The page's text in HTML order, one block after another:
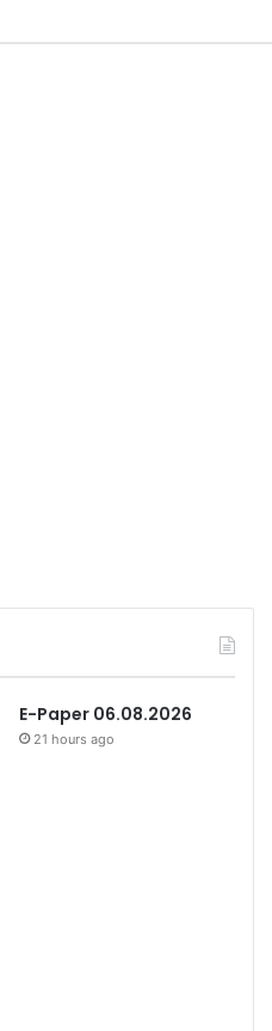
E-Paper 06.08.2026
21 hours ago